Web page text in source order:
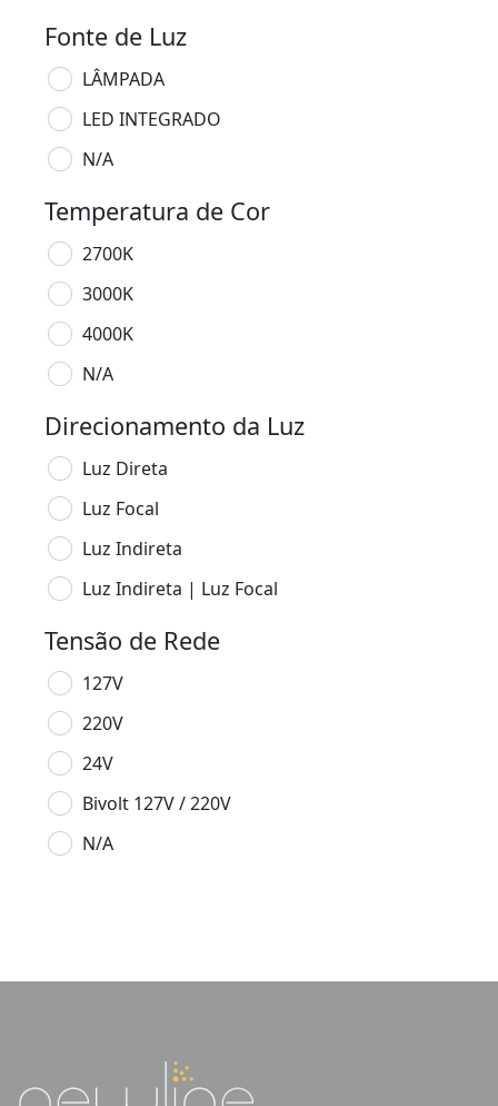
Fonte de Luz
LÂMPADA
LED INTEGRADO
N/A
Temperatura de Cor
2700K
3000K
4000K
N/A
Direcionamento da Luz
Luz Direta
Luz Focal
Luz Indireta
Luz Indireta | Luz Focal
Tensão de Rede
127V
220V
24V
Bivolt 127V / 220V
N/A